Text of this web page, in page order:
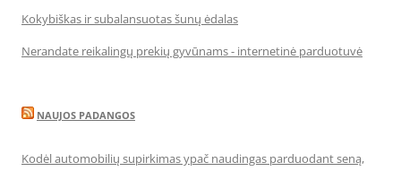
Kokybiškas ir subalansuotas šunų ėdalas
Nerandate reikalingų prekių gyvūnams - internetinė parduotuvė
NAUJOS PADANGOS
Kodėl automobilių supirkimas ypač naudingas parduodant seną,